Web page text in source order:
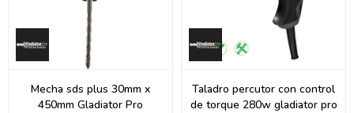
Mecha sds plus 30mm x
450mm Gladiator Pro
Taladro percutor con control
de torque 280w gladiator pro